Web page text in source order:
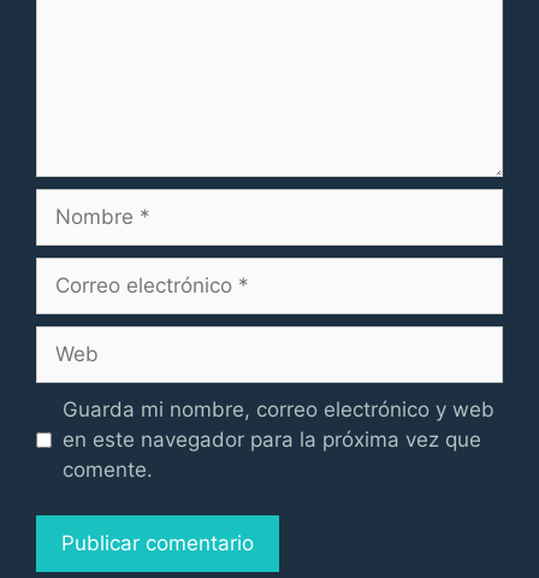
electrónico
Guarda mi nombre, correo electrónico y web
en este navegador para la próxima vez que
comente.